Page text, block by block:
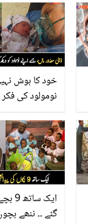
کرنے والے
کے دوران پیش
معجزے کے
بتایا؟
خود کا ہوش
نومولود کی
ممتا نے سب کو
دیکھیے
ایک
گئے ۔۔ ننھے